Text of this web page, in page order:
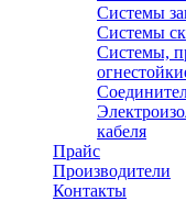
Системы
Системы
Системы,
кабеля
Прайс
Производители
Контакты